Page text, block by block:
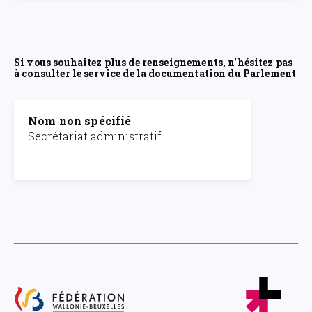
Si vous souhaitez plus de renseignements, n'hésitez pas
à consulter le service de la documentation du Parlement
Nom non spécifié
Secrétariat administratif